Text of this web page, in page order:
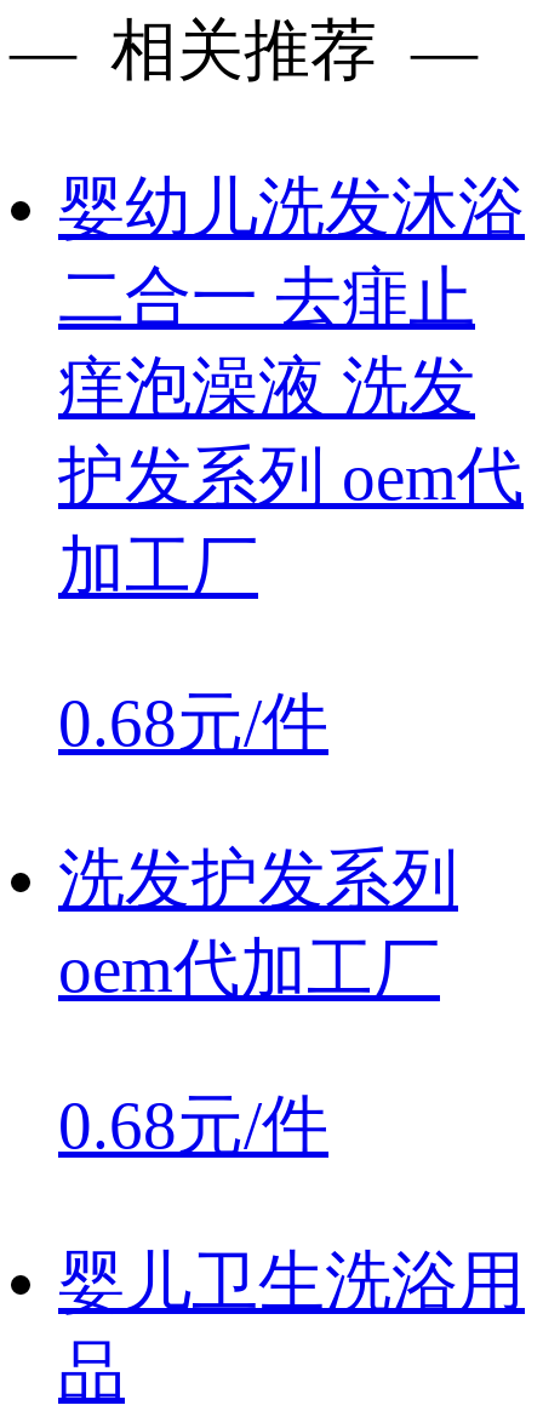
— 相关推荐 —
婴幼儿洗发沐浴
二合一 去痱止
痒泡澡液 洗发
护发系列 oem代
加工厂
0.68元/件
洗发护发系列
oem代加工厂
0.68元/件
婴儿卫生洗浴用
品